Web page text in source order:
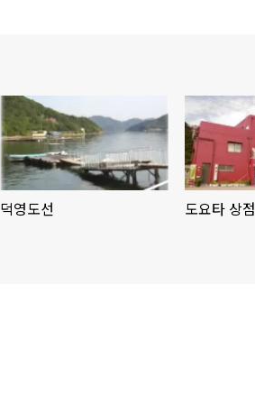
덕영도선 도요타 상점